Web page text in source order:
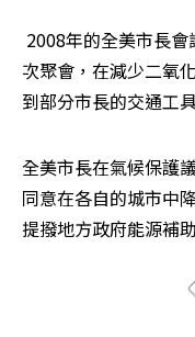
2008年的全美市長
次聚會，在減少二氧
到部分市長的交通工
全美市長在氣候保護
同意在各自的城市中
提撥地方政府能源補